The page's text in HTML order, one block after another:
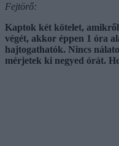
Fejtörő:
Kaptok két kötelet,
végét, akkor éppen 1 óra
hajtogathatók. Nincs
mérjetek ki negyed órát.